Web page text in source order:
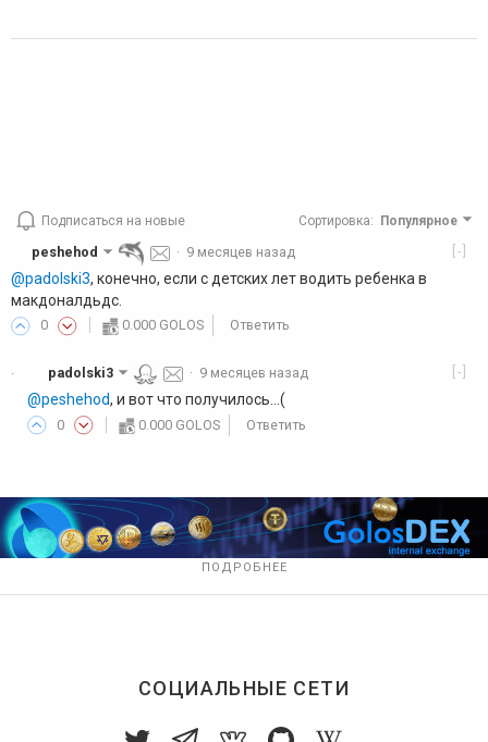
Подписаться на новые Сортировка: Популярное
[-]
peshehod · 9 месяцев назад
@padolski3, конечно, если с детских лет водить ребенка в
макдоналдьдс.
0 0.000 GOLOS Ответить
· [-]
padolski3 · 9 месяцев назад
@peshehod, и вот что получилось...(
0 0.000 GOLOS Ответить
ПОДРОБНЕЕ
СОЦИАЛЬНЫЕ СЕТИ